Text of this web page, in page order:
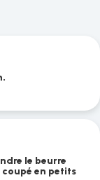
le beurre
en petits